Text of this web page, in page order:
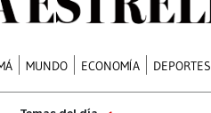
MUNDO ECONOMÍA DEPORTES